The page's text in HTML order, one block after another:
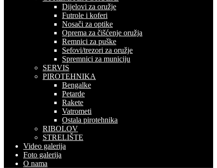
Dijelovi za oružje
Futrole i koferi
Nosači za optike
Oprema za čišćenje oružja
Remnici za puške
Sefovi/trezori za oružje
Spremnici za municiju
SERVIS
PIROTEHNIKA
Bengalke
Petarde
Rakete
Vatrometi
Ostala pirotehnika
RIBOLOV
STRELIŠTE
Video galerija
Foto galerija
O nama